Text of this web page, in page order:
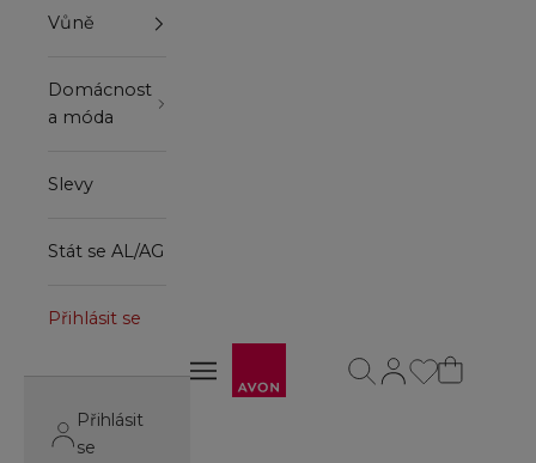
Otevřít navigační menu
Otevřít navigační menu
Otevřít stránku
Otevřít vyhledávání
Vůně
Domácnost
a móda
Slevy
Stát se AL/AG
Přihlásit se
Přihlásit
se